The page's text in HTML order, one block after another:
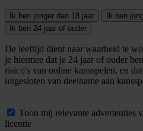
Ik ben jonger dan 18 jaar
Ik ben
Ik ben 24 jaar of ouder
De leeftijd dient naar waarheid te
je hiermee dat je 24 jaar of ouder
risico's van online kansspelen, en
uitgesloten van deelname aan
Toon mij relevante advertenties
licentie